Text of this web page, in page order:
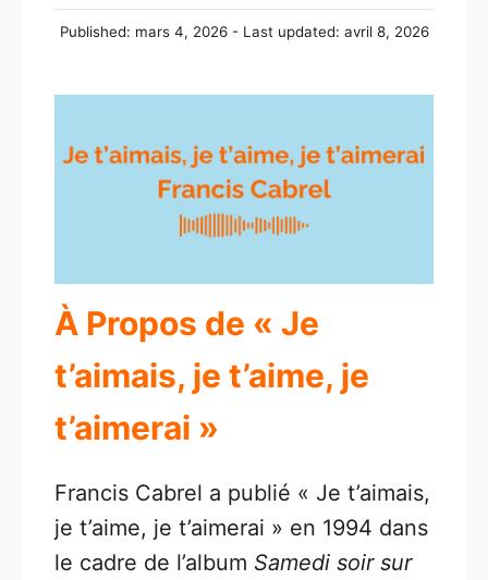
Posted
Published: mars 4, 2026- Last updated: avril 8, 2026
À Propos de « Je
t’aimais, je t’aime, je
t’aimerai »
Francis Cabrel a publié « Je t’aimais,
je t’aime, je t’aimerai » en 1994 dans
le cadre de l’album Samedi soir sur